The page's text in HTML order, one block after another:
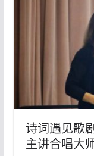
诗词遇见歌
主讲合唱大